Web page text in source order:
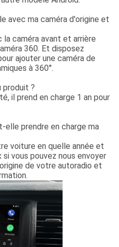
avec ma caméra d'origine et
la caméra avant et arrière
360. Et disposez
ajouter une caméra de
à 360°.
produit ?
il prend en charge 1 an pour
prendre en charge ma
voiture en quelle année et
vous pouvez nous envoyer
de votre autoradio et